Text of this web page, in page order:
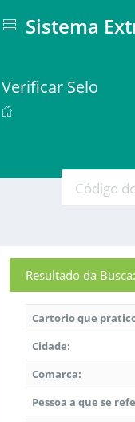
Sistema
Verificar Selo
Resultado da
Cartorio que
Cidade:
Comarca:
Pessoa a que se